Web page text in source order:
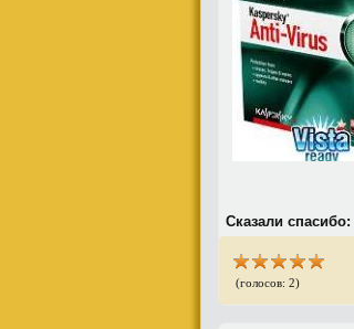
Сказали спасибо:
(голосов: 2)